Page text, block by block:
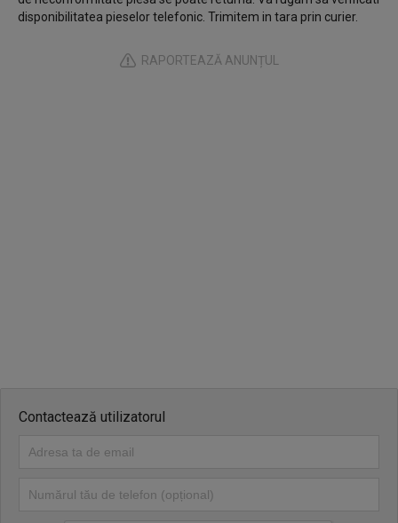
disponibilitatea pieselor telefonic. Trimitem in tara prin curier.
RAPORTEAZĂ ANUNȚUL
Contactează utilizatorul